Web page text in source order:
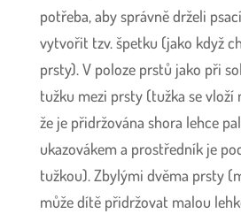
potřeba, aby správně drželi
vytvořit tzv. špetku (jako když
prsty). V poloze prstů jako při
tužku mezi prsty (tužka se
že je přidržována shora lehce
ukazovákem a prostředník je
tužkou). Zbylými dvěma prsty
může dítě přidržovat malou